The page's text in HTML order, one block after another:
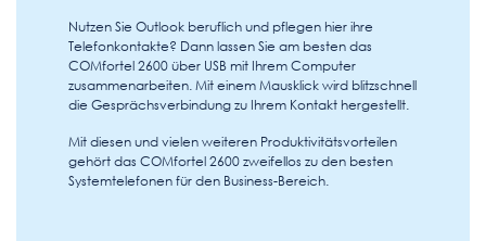
Nutzen Sie Outlook beruflich und pflegen hier ihre
Telefonkontakte? Dann lassen Sie am besten das
COMfortel 2600 über USB mit Ihrem Computer
zusammenarbeiten. Mit einem Mausklick wird blitzschnell
die Gesprächsverbindung zu Ihrem Kontakt hergestellt.
Mit diesen und vielen weiteren Produktivitätsvorteilen
gehört das COMfortel 2600 zweifellos zu den besten
Systemtelefonen für den Business-Bereich.